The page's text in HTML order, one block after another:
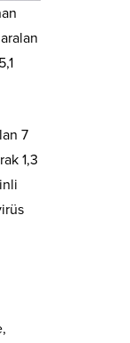
7
1,3